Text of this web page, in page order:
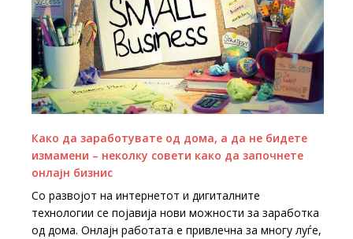
Како да заработувате од дома, а да не бидете
измамени – неколку совети како да започнете
онлајн бизнис
Со развојот на интернетот и дигиталните
технологии се појавија нови можности за заработка
од дома. Онлајн работата е привлечна за многу луѓе,